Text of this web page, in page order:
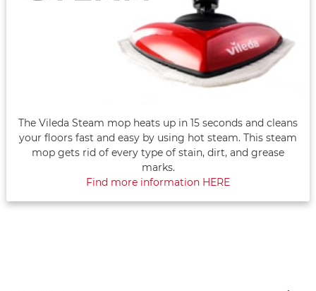
The Vileda Steam mop heats up in 15 seconds and cleans
your floors fast and easy by using hot steam. This steam
mop gets rid of every type of stain, dirt, and grease
marks.
Find more information HERE